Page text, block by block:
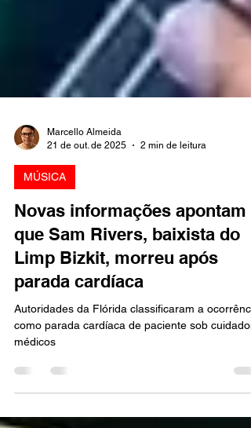
Marcello Almeida
21 de out. de 2025
MÚSICA
Novas informações apontam
que Sam Rivers, baixista do
Limp Bizkit, morreu após
parada cardíaca
Autoridades da Flórida classificaram a
médicos